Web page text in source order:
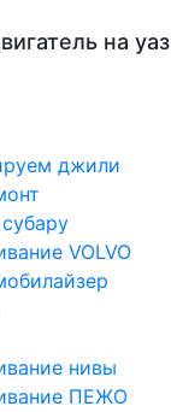
на уаз
джили
VOLVO
нивы
ПЕЖО